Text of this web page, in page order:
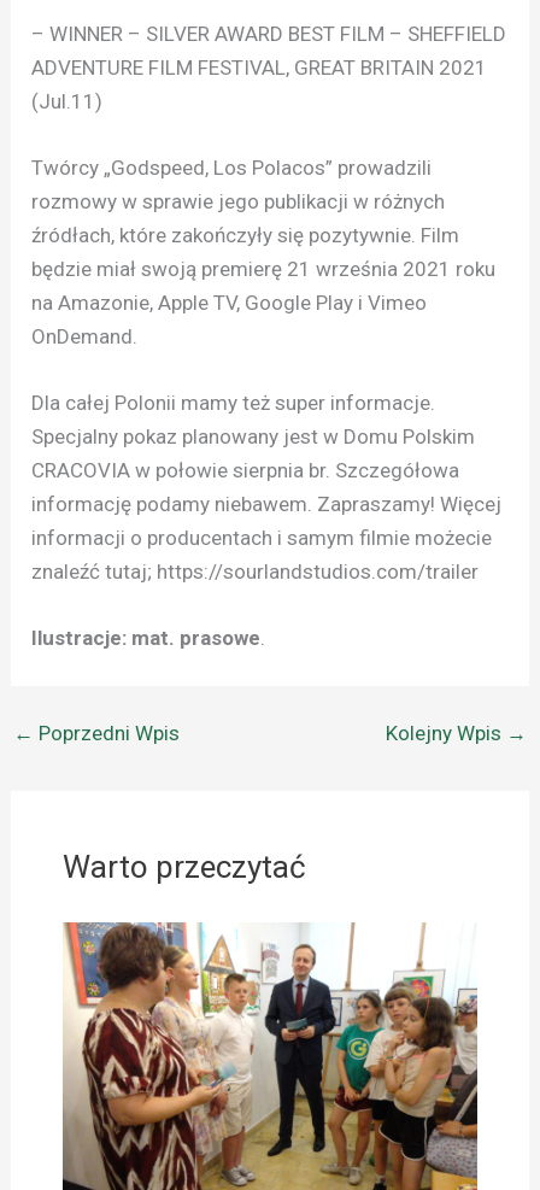
– WINNER – SILVER AWARD BEST FILM – SHEFFIELD
ADVENTURE FILM FESTIVAL, GREAT BRITAIN 2021
(Jul.11)
Twórcy „Godspeed, Los Polacos” prowadzili
rozmowy w sprawie jego publikacji w różnych
źródłach, które zakończyły się pozytywnie. Film
będzie miał swoją premierę 21 września 2021 roku
na Amazonie, Apple TV, Google Play i Vimeo
OnDemand.
Dla całej Polonii mamy też super informacje.
Specjalny pokaz planowany jest w Domu Polskim
CRACOVIA w połowie sierpnia br. Szczegółowa
informację podamy niebawem. Zapraszamy! Więcej
informacji o producentach i samym filmie możecie
znaleźć tutaj; https://sourlandstudios.com/trailer
Ilustracje: mat. prasowe.
← Poprzedni Wpis Kolejny Wpis →
Warto przeczytać